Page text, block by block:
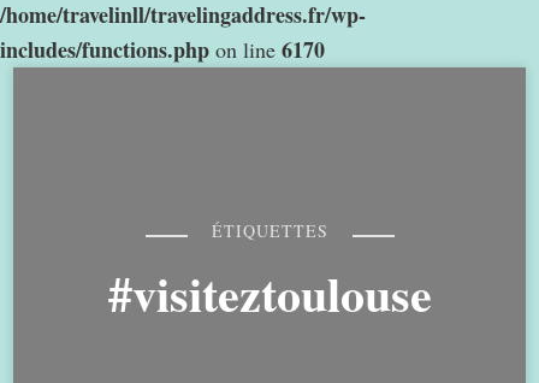
/home/travelinll/travelingaddress.fr/wp-
includes/functions.php on line 6170
ÉTIQUETTES
#visiteztoulouse